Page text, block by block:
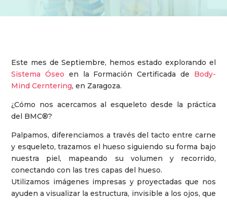
Este mes de Septiembre, hemos estado explorando el
Sistema Óseo en la Formación Certificada de Body-
Mind Cerntering, en Zaragoza.
¿Cómo nos acercamos al esqueleto desde la práctica
del BMC®?
Palpamos, diferenciamos a través del tacto entre carne
y esqueleto, trazamos el hueso siguiendo su forma bajo
nuestra piel, mapeando su volumen y recorrido,
conectando con las tres capas del hueso.
Utilizamos imágenes impresas y proyectadas que nos
ayuden a visualizar la estructura, invisible a los ojos, que